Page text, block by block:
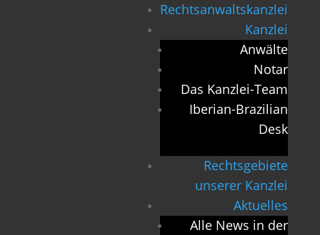
Rechtsanwaltskanzlei
Kanzlei
Anwälte
Notar
Das Kanzlei-Team
Iberian-Brazilian
Desk
Rechtsgebiete
unserer Kanzlei
Aktuelles
Alle News in der